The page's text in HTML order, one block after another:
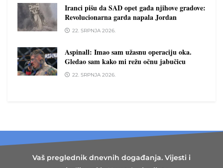
Iranci pišu da SAD opet gađa njihove gradove:
Revolucionarna garda napala Jordan
22. SRPNJA 2026.
Aspinall: Imao sam užasnu operaciju oka.
Gledao sam kako mi režu očnu jabučicu
22. SRPNJA 2026.
Vaš preglednik dnevnih događanja. Vijesti i